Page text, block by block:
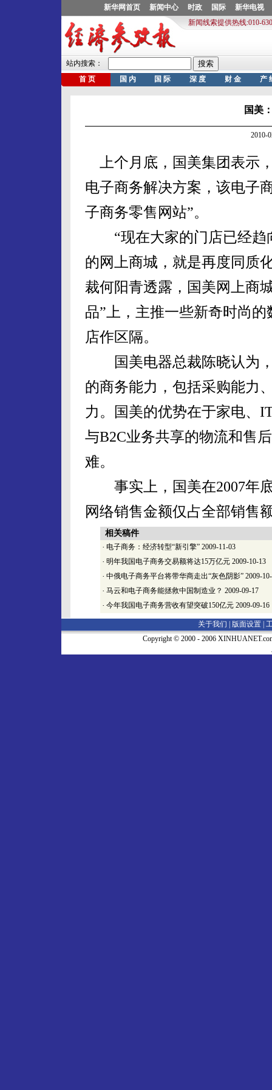
国美
2010-
上个月底，国美集团表示
电子商务解决方案，该电子
子商务零售网站”。
“现在大家的门店已经趋
的网上商城，就是再度同质
裁何阳青透露，国美网上商
品”上，主推一些新奇时尚
店作区隔。
国美电器总裁陈晓认为，
的商务能力，包括采购能力
力。国美的优势在于家电、
与B2C业务共享的物流和售
难。
事实上，国美在2007年底
网络销售金额仅占全部销售
相关稿件
· 电子商务：经济转型“新引擎” 2009-11-03
· 明年我国电子商务交易额将达15万亿元 2009-10-13
· 中俄电子商务平台将带华商走出“灰色阴影” 2009-
· 马云和电子商务能拯救中国制造业？ 2009-09-17
· 今年我国电子商务营收有望突破150亿元 2009-09-16
关于我们 | 版面设置
Copyright © 2000 - 2006